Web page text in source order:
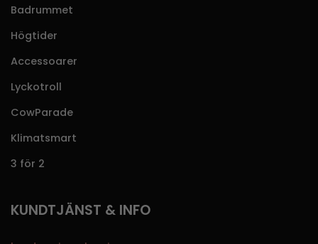
Badrummet
Högtider
Accessoarer
Lyckotroll
CowParade
Klimatsmart
3 för 2
KUNDTJÄNST & INFO